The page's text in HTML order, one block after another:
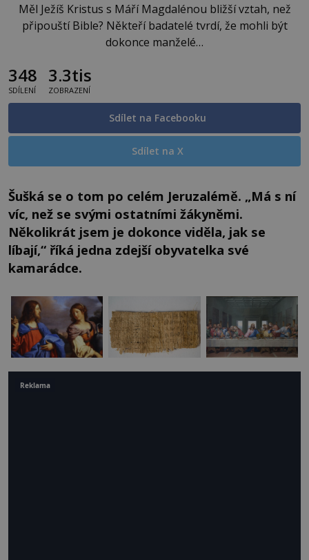
Měl Ježíš Kristus s Máří Magdalénou bližší vztah, než
připouští Bible? Někteří badatelé tvrdí, že mohli být
dokonce manželé…
348
SDÍLENÍ
3.3tis
ZOBRAZENÍ
Sdílet na Facebooku
Sdílet na X
Šušká se o tom po celém Jeruzalémě. „Má s ní
víc, než se svými ostatními žákyněmi.
Několikrát jsem je dokonce viděla, jak se
líbají,“ říká jedna zdejší obyvatelka své
kamarádce.
Reklama